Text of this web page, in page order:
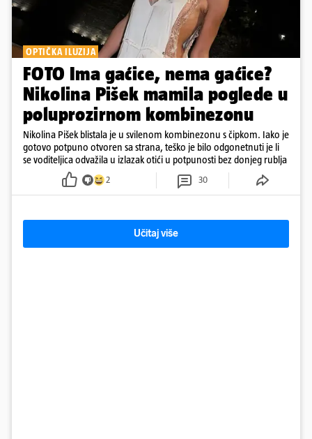
OPTIČKA ILUZIJA
FOTO Ima gaćice, nema gaćice?
Nikolina Pišek mamila poglede u
poluprozirnom kombinezonu
Nikolina Pišek blistala je u svilenom kombinezonu s čipkom. Iako je
gotovo potpuno otvoren sa strana, teško je bilo odgonetnuti je li
se voditeljica odvažila u izlazak otići u potpunosti bez donjeg rublja
2 30
Učitaj više